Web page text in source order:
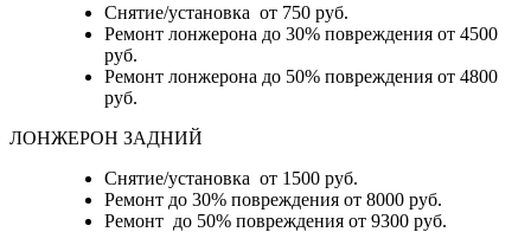
Снятие/установка от 750 руб.
Ремонт лонжерона до 30% повреждения от 4500
руб.
Ремонт лонжерона до 50% повреждения от 4800
руб.
ЛОНЖЕРОН ЗАДНИЙ
Снятие/установка от 1500 руб.
Ремонт до 30% повреждения от 8000 руб.
Ремонт до 50% повреждения от 9300 руб.